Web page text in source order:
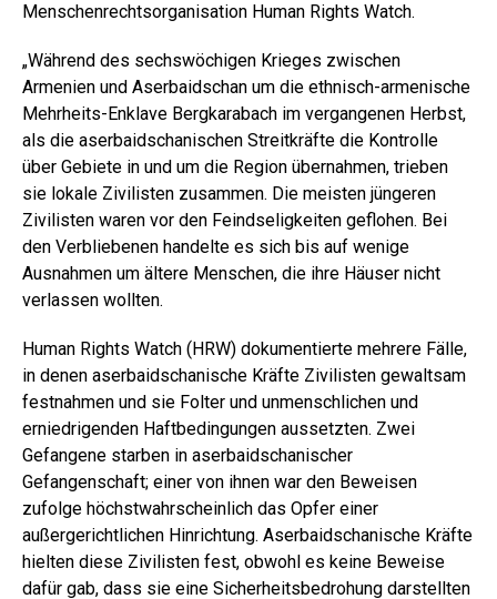
Menschenrechtsorganisation Human Rights Watch.
„Während des sechswöchigen Krieges zwischen
Armenien und Aserbaidschan um die ethnisch-armenische
Mehrheits-Enklave Bergkarabach im vergangenen Herbst,
als die aserbaidschanischen Streitkräfte die Kontrolle
über Gebiete in und um die Region übernahmen, trieben
sie lokale Zivilisten zusammen. Die meisten jüngeren
Zivilisten waren vor den Feindseligkeiten geflohen. Bei
den Verbliebenen handelte es sich bis auf wenige
Ausnahmen um ältere Menschen, die ihre Häuser nicht
verlassen wollten.
Human Rights Watch (HRW) dokumentierte mehrere Fälle,
in denen aserbaidschanische Kräfte Zivilisten gewaltsam
festnahmen und sie Folter und unmenschlichen und
erniedrigenden Haftbedingungen aussetzten. Zwei
Gefangene starben in aserbaidschanischer
Gefangenschaft; einer von ihnen war den Beweisen
zufolge höchstwahrscheinlich das Opfer einer
außergerichtlichen Hinrichtung. Aserbaidschanische Kräfte
hielten diese Zivilisten fest, obwohl es keine Beweise
dafür gab, dass sie eine Sicherheitsbedrohung darstellten